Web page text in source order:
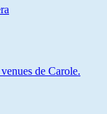
de Carole.